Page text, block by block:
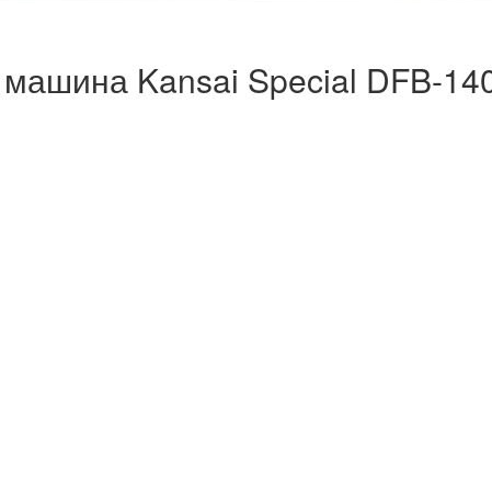
Kansai Special DFB-